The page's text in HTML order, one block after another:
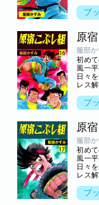
端鯉
られ
が成
巨編！
ブ
原
服部
初め
風一
日々
レス
端鯉
られ
が成
巨編！
ブ
原
服部
初め
風一
日々
レス
端鯉
られ
ブ